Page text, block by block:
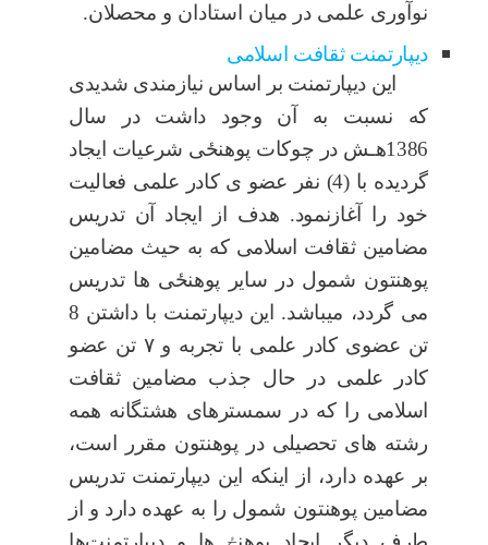
نوآوری علمی در میان استادان و محصلان.
دیپارتمنت ثقافت اسلامی
این دیپارتمنت بر اساس نیازمندی شدیدی
که نسبت به آن وجود داشت در سال
1386هـش در چوکات پوهن
ځی شرعیات ایجاد
گردیده
با (4) نفر عضو ی کادر علمی فعالیت
خود را آغازنمود. هدف از ایجاد آن تدریس
مضامین ثقافت اسلامی که به حیث مضامین
پوهنتون شمول در سایر پوهنځی ها تدریس
می گردد، میباشد. این دیپارتمنت با داشتن 8
تن عضوی کادر علمی با تجربه و ۷ تن عضو
كادر علمی در حال جذب مضامین ثقافت
اسلامی را که در سمسترهای هشتگانه همه‌
رشته های تحصیلی در پوهنتون مقرر است،
بر عهده دارد، از اینکه این دیپارتمنت تدریس
مضامین پوهنتون شمول را به عهده دارد و از